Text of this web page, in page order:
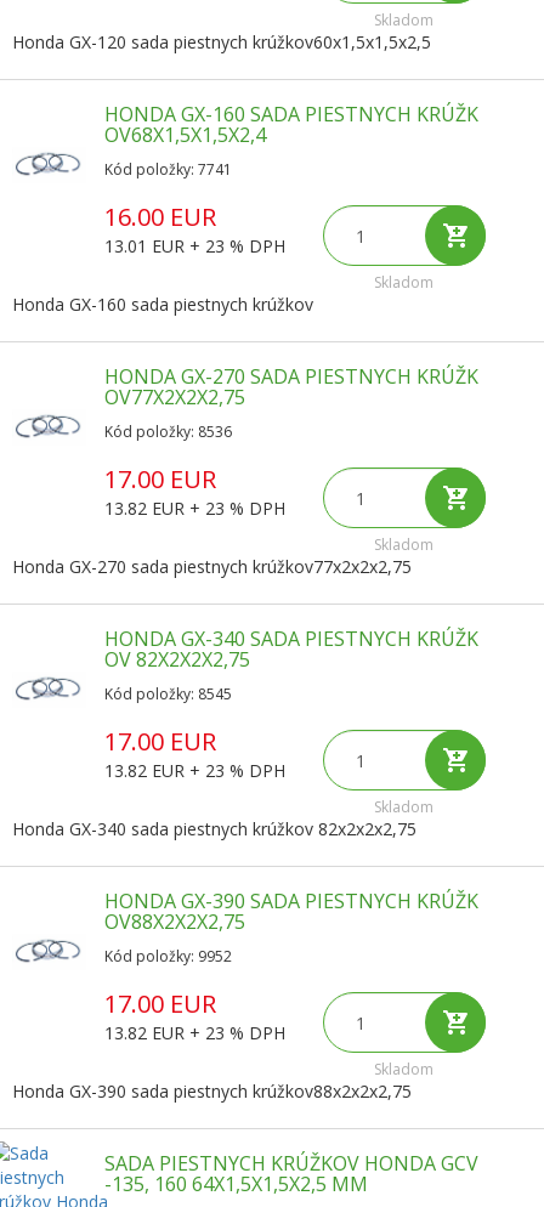
Skladom
Honda GX-120 sada piestnych krúžkov60x1,5x1,5x2,5
HONDA GX-160 SADA PIESTNYCH KRÚŽK
OV68X1,5X1,5X2,4
Kód položky: 7741
16.00 EUR
13.01 EUR + 23 % DPH
Skladom
Honda GX-160 sada piestnych krúžkov
HONDA GX-270 SADA PIESTNYCH KRÚŽK
OV77X2X2X2,75
Kód položky: 8536
17.00 EUR
13.82 EUR + 23 % DPH
Skladom
Honda GX-270 sada piestnych krúžkov77x2x2x2,75
HONDA GX-340 SADA PIESTNYCH KRÚŽK
OV 82X2X2X2,75
Kód položky: 8545
17.00 EUR
13.82 EUR + 23 % DPH
Skladom
Honda GX-340 sada piestnych krúžkov 82x2x2x2,75
HONDA GX-390 SADA PIESTNYCH KRÚŽK
OV88X2X2X2,75
Kód položky: 9952
17.00 EUR
13.82 EUR + 23 % DPH
Skladom
Honda GX-390 sada piestnych krúžkov88x2x2x2,75
SADA PIESTNYCH KRÚŽKOV HONDA GCV
-135, 160 64X1,5X1,5X2,5 MM